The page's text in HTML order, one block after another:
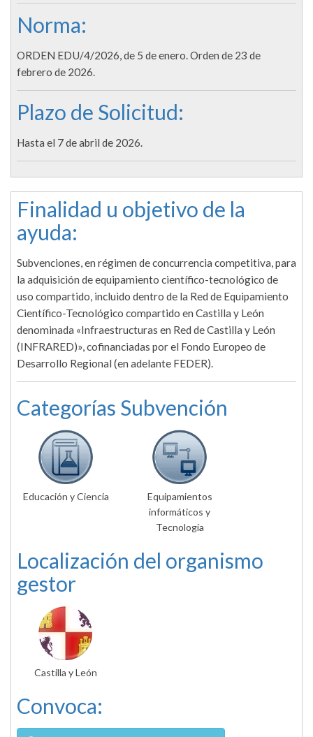
Norma:
ORDEN EDU/4/2026, de 5 de enero. Orden de 23 de
febrero de 2026.
Plazo de Solicitud:
Hasta el 7 de abril de 2026.
Finalidad u objetivo de la
ayuda:
Subvenciones, en régimen de concurrencia competitiva, para
la adquisición de equipamiento científico-tecnológico de
uso compartido, incluido dentro de la Red de Equipamiento
Científico-Tecnológico compartido en Castilla y León
denominada «Infraestructuras en Red de Castilla y León
(INFRARED)», cofinanciadas por el Fondo Europeo de
Desarrollo Regional (en adelante FEDER).
Categorías Subvención
Educación y Ciencia
Equipamientos
informáticos y
Tecnología
Localización del organismo
gestor
Castilla y León
Convoca: